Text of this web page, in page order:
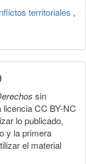
territoriales ,
sin
CC BY-NC
lo publicado,
y la primera
el material